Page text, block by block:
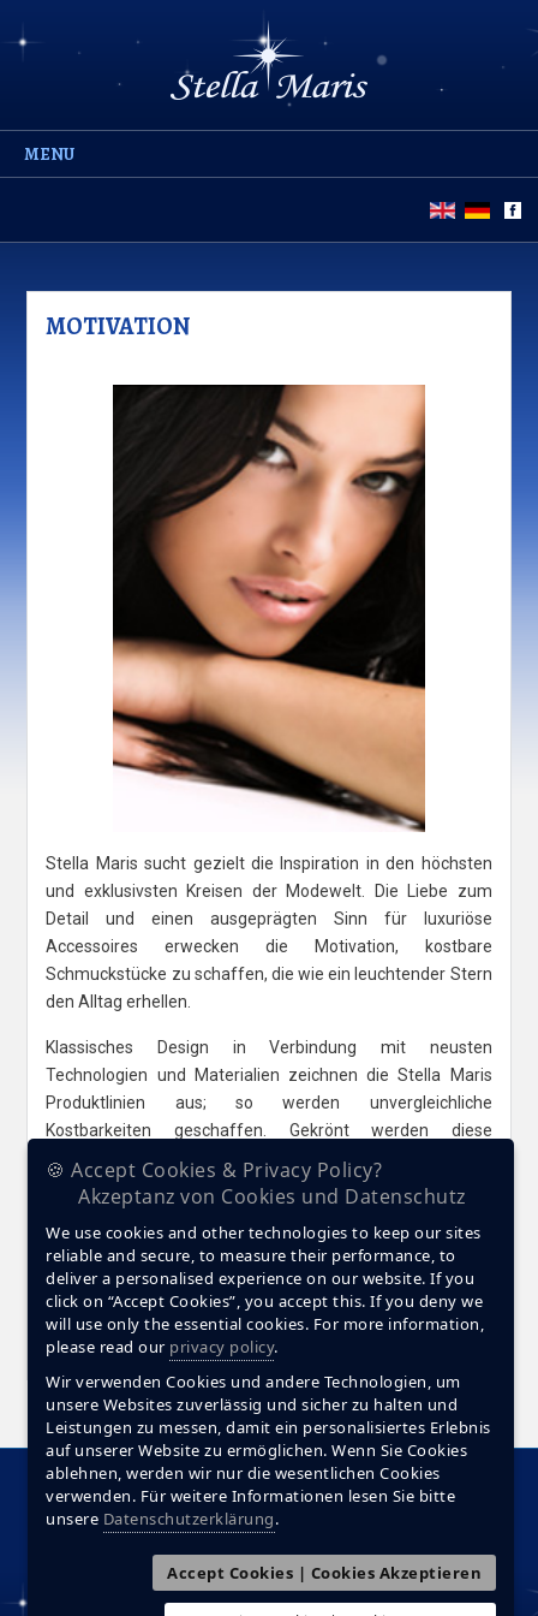
MENU
MOTIVATION
Stella Maris sucht gezielt die Inspiration in den höchsten
und exklusivsten Kreisen der Modewelt. Die Liebe zum
Detail und einen ausgeprägten Sinn für luxuriöse
Accessoires erwecken die Motivation, kostbare
Schmuckstücke zu schaffen, die wie ein leuchtender Stern
den Alltag erhellen.
Klassisches Design in Verbindung mit neusten
Technologien und Materialien zeichnen die Stella Maris
Produktlinien aus; so werden unvergleichliche
Kostbarkeiten geschaffen. Gekrönt werden diese
Kreationen von echten Diamanten, die mit viel Liebe
ausgesucht wurden, um jedes Stella Maris Produkt zu
etwas ganz Besonderem zu machen.
Wir legen großen Wert auf Qualität und Eleganz und lassen
unsere Produkte zu einem Sinnbild dieser Leidenschaft
werden. Die Präzision der Werke findet sich auch in der
Verarbeitung wieder.
Startseite Produkte Motivation
Diamanten
Making Of
Materialien FAQ
© Stella Maris. Alle Rechte vorbehalten.
🍪 Accept Cookies & Privacy Policy?
Akzeptanz von Cookies und Datenschutz
We use cookies and other technologies to keep our sites
reliable and secure, to measure their performance, to
deliver a personalised experience on our website. If you
click on “Accept Cookies”, you accept this. If you deny we
will use only the essential cookies. For more information,
please read our privacy policy.
Wir verwenden Cookies und andere Technologien, um
unsere Websites zuverlässig und sicher zu halten und
Leistungen zu messen, damit ein personalisiertes Erlebnis
auf unserer Website zu ermöglichen. Wenn Sie Cookies
ablehnen, werden wir nur die wesentlichen Cookies
verwenden. Für weitere Informationen lesen Sie bitte
unsere Datenschutzerklärung.
Accept Cookies | Cookies Akzeptieren